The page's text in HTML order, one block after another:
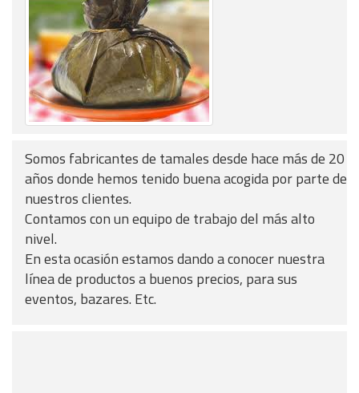
Somos fabricantes de tamales desde hace más de 20
años donde hemos tenido buena acogida por parte de
nuestros clientes.
Contamos con un equipo de trabajo del más alto
nivel.
En esta ocasión estamos dando a conocer nuestra
línea de productos a buenos precios, para sus
eventos, bazares. Etc.